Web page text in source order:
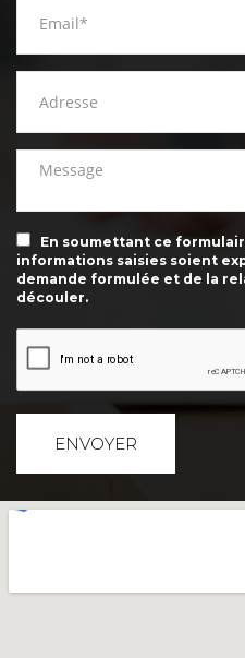
En soumettant ce
informations saisies soient
demande formulée et de la
découler.